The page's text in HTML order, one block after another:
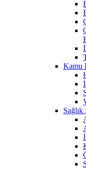
Kamu
Sağlık